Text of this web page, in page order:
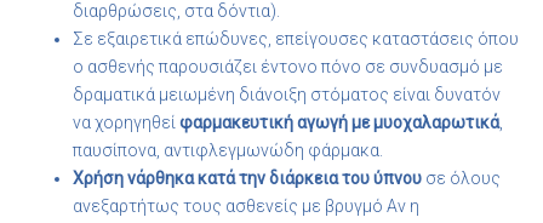
διαρθρώσεις, στα δόντια).
Σε εξαιρετικά επώδυνες, επείγουσες καταστάσεις όπου
ο ασθενής παρουσιάζει έντονο πόνο σε συνδυασμό με
δραματικά μειωμένη διάνοιξη στόματος είναι δυνατόν
να χορηγηθεί φαρμακευτική αγωγή με μυοχαλαρωτικά,
παυσίπονα, αντιφλεγμωνώδη φάρμακα.
Χρήση νάρθηκα κατά την διάρκεια του ύπνου σε όλους
ανεξαρτήτως τους ασθενείς με βρυγμό Αν η